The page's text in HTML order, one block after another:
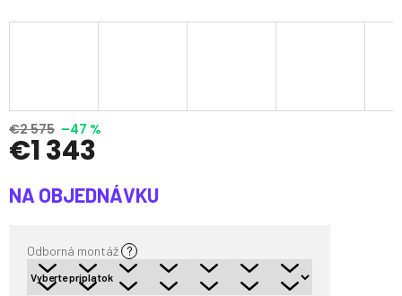
A
O
€2 575 –47 %
€1 343
cena:
NA OBJEDNÁVKU
Odborná montáž ?